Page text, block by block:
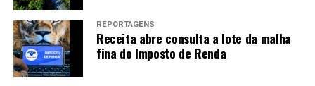
vinham sendo curados, não vinham sendo sequer
falados”, afirma Edileuza Penha, coautora da
obra
Cinema negro no feminino: afetos e
pertencimentos além das telas.Foto: Arquivo
pessoal
REPORTAGENS
Receita abre consulta a lote da malha
fina do Imposto de Renda